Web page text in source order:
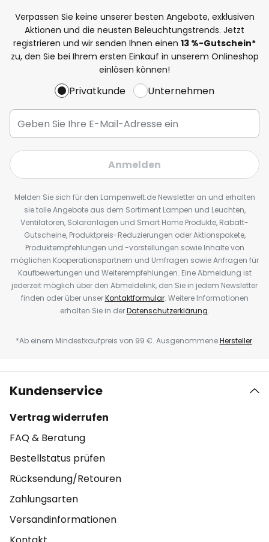
Verpassen Sie keine unserer besten Angebote, exklusiven
Aktionen und die neusten Beleuchtungstrends. Jetzt
registrieren und wir senden Ihnen einen 13 %-Gutschein*
zu, den Sie bei Ihrem ersten Einkauf in unserem Onlineshop
einlösen können!
Privatkunde Unternehmen
Anmelden
Melden Sie sich für den Lampenwelt.de Newsletter an und erhalten
sie tolle Angebote aus dem Sortiment Lampen und Leuchten,
Ventilatoren, Solaranlagen und Smart Home Produkte, Rabatt-
Gutscheine, Produktpreis-Reduzierungen oder Aktionspakete,
Produktempfehlungen und -vorstellungen sowie Inhalte von
möglichen Kooperationspartnern und Umfragen sowie Anfragen für
Kaufbewertungen und Weiterempfehlungen. Eine Abmeldung ist
jederzeit möglich über den Abmeldelink, den Sie in jedem Newsletter
finden oder über unserKontaktformular. Weitere Informationen
erhalten Sie in derDatenschutzerklärung.
*Ab einem Mindestkaufpreis von 99 €. AusgenommeneHersteller.
Kundenservice
Vertrag widerrufen
FAQ & Beratung
Bestellstatus prüfen
Rücksendung/Retouren
Zahlungsarten
Versandinformationen